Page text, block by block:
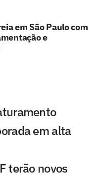
em São Paulo com
e
em alta
terão novos